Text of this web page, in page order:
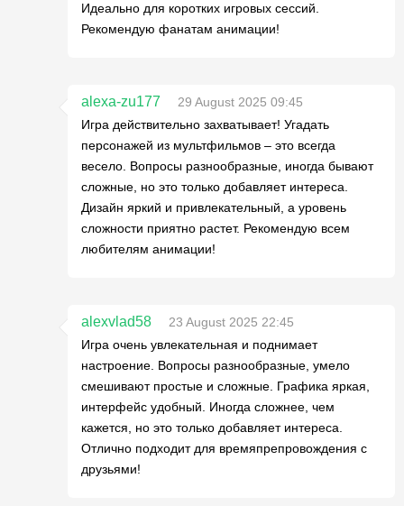
Идеально для коротких игровых сессий.
Рекомендую фанатам анимации!
alexa-zu177
29 August 2025 09:45
Игра действительно захватывает! Угадать
персонажей из мультфильмов – это всегда
весело. Вопросы разнообразные, иногда бывают
сложные, но это только добавляет интереса.
Дизайн яркий и привлекательный, а уровень
сложности приятно растет. Рекомендую всем
любителям анимации!
alexvlad58
23 August 2025 22:45
Игра очень увлекательная и поднимает
настроение. Вопросы разнообразные, умело
смешивают простые и сложные. Графика яркая,
интерфейс удобный. Иногда сложнее, чем
кажется, но это только добавляет интереса.
Отлично подходит для времяпрепровождения с
друзьями!